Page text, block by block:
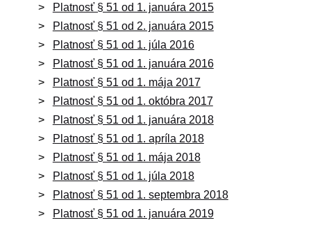
Platnosť § 51 od 1. januára 2015
Platnosť § 51 od 2. januára 2015
Platnosť § 51 od 1. júla 2016
Platnosť § 51 od 1. januára 2016
Platnosť § 51 od 1. mája 2017
Platnosť § 51 od 1. októbra 2017
Platnosť § 51 od 1. januára 2018
Platnosť § 51 od 1. apríla 2018
Platnosť § 51 od 1. mája 2018
Platnosť § 51 od 1. júla 2018
Platnosť § 51 od 1. septembra 2018
Platnosť § 51 od 1. januára 2019